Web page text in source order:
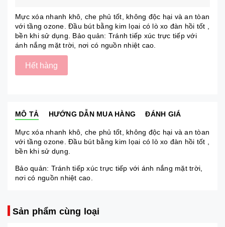
Mực xóa nhanh khô, che phủ tốt, không độc hại và an tòan
với tầng ozone. Đầu bút bằng kim lọai có lò xo đàn hồi tốt ,
bền khi sử dụng. Bảo quản: Tránh tiếp xúc trực tiếp với
ánh nắng mặt trời, nơi có nguồn nhiệt cao.
Hết hàng
MÔ TẢ HƯỚNG DẪN MUA HÀNG ĐÁNH GIÁ
Mực xóa nhanh khô, che phủ tốt, không độc hại và an tòan
với tầng ozone. Đầu bút bằng kim lọai có lò xo đàn hồi tốt ,
bền khi sử dụng.
Bảo quản: Tránh tiếp xúc trực tiếp với ánh nắng mặt trời,
nơi có nguồn nhiệt cao.
Sản phẩm cùng loại